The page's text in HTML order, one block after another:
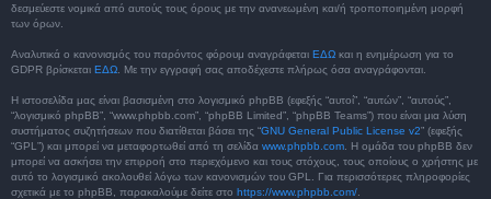
δεσμεύεστε νομικά από αυτούς τους όρους με την ανανεωμένη και/ή τροποποιημένη μορφή
των όρων.
Αναλυτικά ο κανονισμός του παρόντος φόρουμ αναγράφεται ΕΔΩ και η ενημέρωση για το
GDPR βρίσκεται ΕΔΩ . Με την εγγραφή σας αποδέχεστε πλήρως όσα αναγράφονται.
Η ιστοσελίδα μας είναι βασισμένη στο λογισμικό phpBB (εφεξής “αυτοί”, “αυτών”, “αυτούς”,
“λογισμικό phpBB”, “www.phpbb.com”, “phpBB Limited”, “phpBB Teams”) που είναι μια λύση
συστήματος συζητήσεων που διατίθεται βάσει της “GNU General Public License v2” (εφεξής
“GPL”) και μπορεί να μεταφορτωθεί από τη σελίδα www.phpbb.com . Η ομάδα του phpBB δεν
μπορεί να ασκήσει την επιρροή στο περιεχόμενο και τους στόχους, τους οποίους ο χρήστης με
αυτό το λογισμικό ακολουθεί λόγω των κανονισμών του GPL. Για περισσότερες πληροφορίες
σχετικά με το phpBB, παρακαλούμε δείτε στο https://www.phpbb.com/